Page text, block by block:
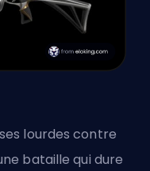
lourdes contre
bataille qui dure